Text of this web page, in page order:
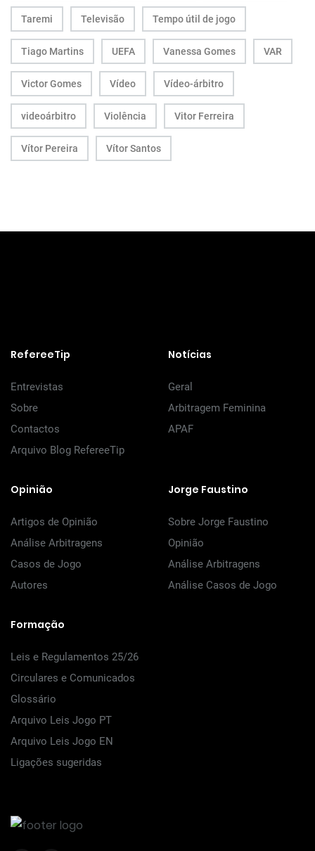
Taremi Televisão Tempo útil de jogo
Tiago Martins UEFA Vanessa Gomes VAR
Victor Gomes Vídeo Vídeo-árbitro
videoárbitro Violência Vitor Ferreira
Vítor Pereira Vítor Santos
RefereeTip
Entrevistas
Sobre
Contactos
Arquivo Blog RefereeTip
Notícias
Geral
Arbitragem Feminina
APAF
Opinião
Artigos de Opinião
Análise Arbitragens
Casos de Jogo
Autores
Jorge Faustino
Sobre Jorge Faustino
Opinião
Análise Arbitragens
Análise Casos de Jogo
Formação
Leis e Regulamentos 25/26
Circulares e Comunicados
Glossário
Arquivo Leis Jogo PT
Arquivo Leis Jogo EN
Ligações sugeridas